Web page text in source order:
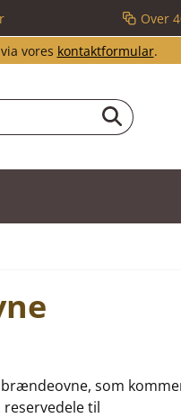
Over
vores kontaktformular.
som
til